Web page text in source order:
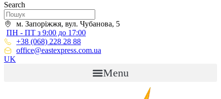
Search
м. Запоріжжя, вул. Чубанова, 5
ПН - ПТ з 9:00 до 17:00
+38 (068) 228 28 88
office@eastexpress.com.ua
UK
Menu